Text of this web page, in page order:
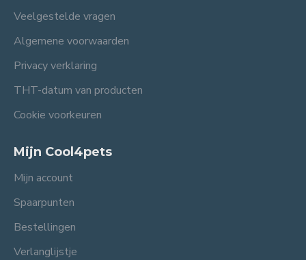
Veelgestelde vragen
Algemene voorwaarden
Privacy verklaring
THT-datum van producten
Cookie voorkeuren
Mijn Cool4pets
Mijn account
Spaarpunten
Bestellingen
Verlanglijstje